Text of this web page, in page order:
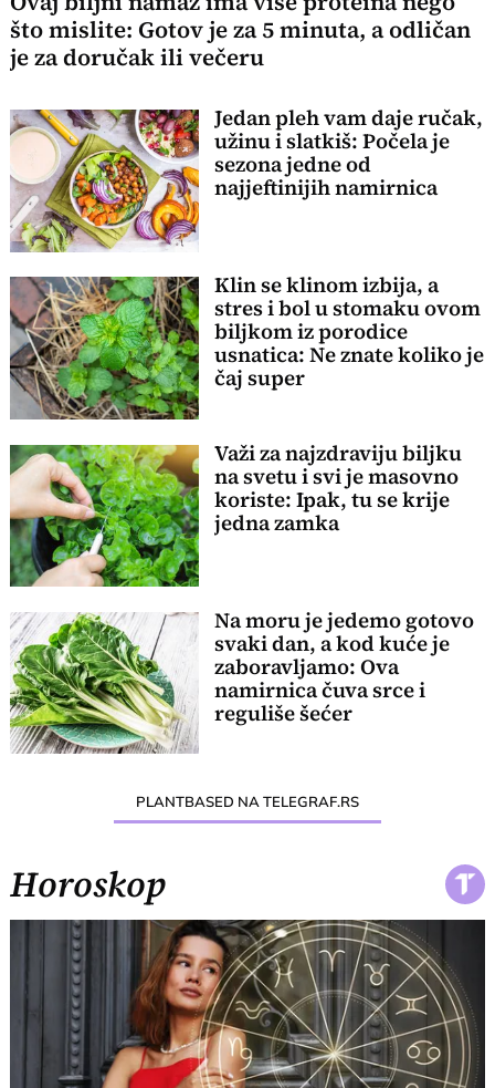
što mislite: Gotov je za 5 minuta, a odličan
je za doručak ili večeru
Jedan pleh vam daje ručak,
užinu i slatkiš: Počela je
sezona jedne od
najjeftinijih namirnica
Klin se klinom izbija, a
stres i bol u stomaku ovom
biljkom iz porodice
usnatica: Ne znate koliko je
čaj super
Važi za najzdraviju biljku
na svetu i svi je masovno
koriste: Ipak, tu se krije
jedna zamka
Na moru je jedemo gotovo
svaki dan, a kod kuće je
zaboravljamo: Ova
namirnica čuva srce i
reguliše šećer
PLANTBASED NA TELEGRAF.RS
Horoskop